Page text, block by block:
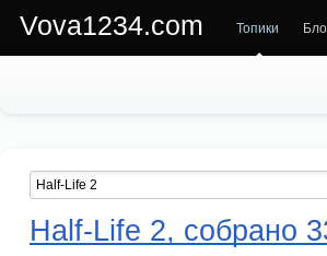
Vova1234.com Топики
Half-Life 2, собрано